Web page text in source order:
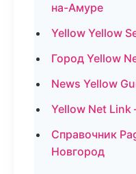
на-Амуре
Yellow Yellow
Город Yellow
News Yellow
Yellow Net
Справочник
Новгород